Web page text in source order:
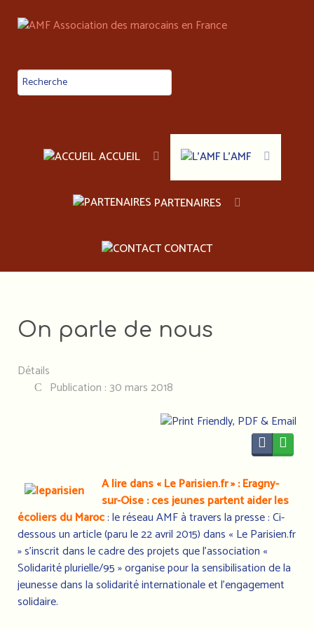
ACCUEIL L'AMF
PARTENAIRES
CONTACT
On parle de nous
Détails
Publication : 30 mars 2018
A lire dans « Le Parisien.fr » : Eragny-
sur-Oise : ces jeunes partent aider les
écoliers du Maroc: le réseau AMF à travers la presse : Ci-
dessous un article (paru le 22 avril 2015) dans « Le Parisien.fr
» s'inscrit dans le cadre des projets que l’association «
Solidarité plurielle/95 » organise pour la sensibilisation de la
jeunesse dans la solidarité internationale et l'engagement
solidaire.